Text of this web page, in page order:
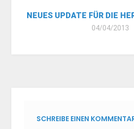
NEUES UPDATE FÜR DIE
04/04/2013
SCHREIBE EINEN